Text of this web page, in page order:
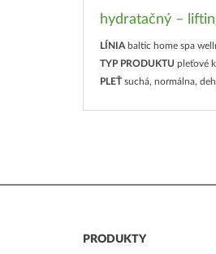
hydratačný –
LÍNIA baltic home spa
TYP PRODUKTU pleťové
PLEŤ suchá, normálna,
PRODUKTY